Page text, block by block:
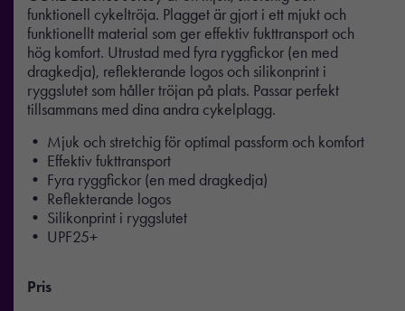
funktionell cykeltröja. Plagget är gjort i ett mjukt och
funktionellt material som ger effektiv fukttransport och
hög komfort. Utrustad med fyra ryggfickor (en med
dragkedja), reflekterande logos och silikonprint i
ryggslutet som håller tröjan på plats. Passar perfekt
tillsammans med dina andra cykelplagg.
• Mjuk och stretchig för optimal passform och komfort
• Effektiv fukttransport
• Fyra ryggfickor (en med dragkedja)
• Reflekterande logos
• Silikonprint i ryggslutet
• UPF25+
Pris